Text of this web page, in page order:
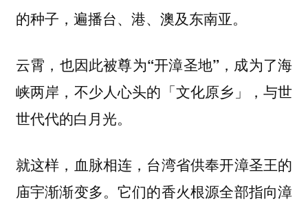
的种子，遍播台、港、澳及东南亚。
云霄，也因此被尊为“开漳圣地”，成为了海
峡两岸，不少人心头的「文化原乡」，与世
世代代的白月光。
就这样，血脉相连，台湾省供奉开漳圣王的
庙宇渐渐变多。它们的香火根源全部指向漳